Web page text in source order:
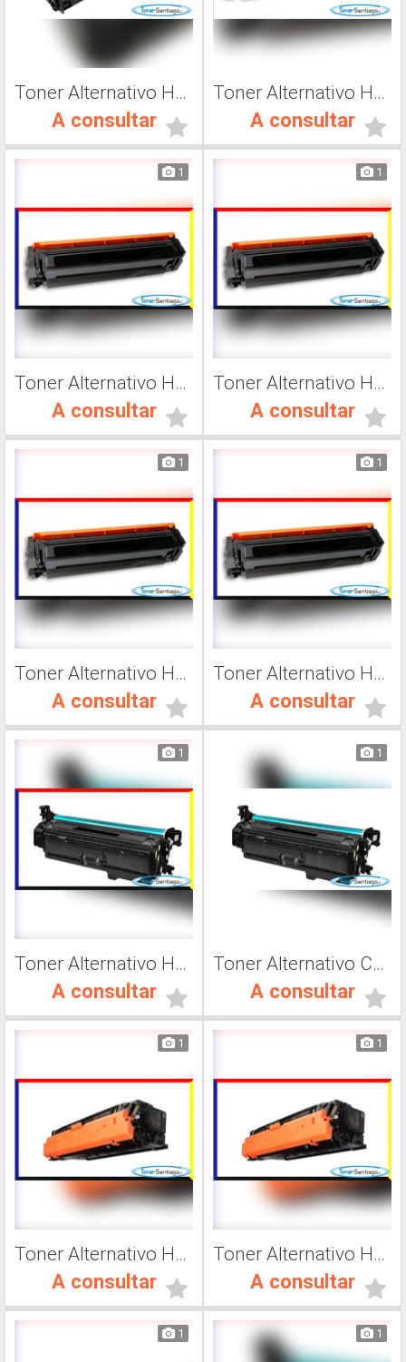
Toner Alternativo Hp 410, Impresora Láser
A consultar
Toner Alternativo Hp CF500A, Impresora Láser
A consultar
1
Toner Alternativo Hp CF501A, Impresora Láser
A consultar
1
Toner Alternativo Hp CF502A, Impresora Láser
A consultar
1
Toner Alternativo Hp CF503A, Impresora Láser
A consultar
1
Toner Alternativo Hp 202A, Impresora Láser
A consultar
1
Toner Alternativo Hp CF 401A, Impresora Láser
A consultar
1
Toner Alternativo CF400A, Impresora Láser
A consultar
1
Toner Alternativo Hp CF363A, Impresora Láser
A consultar
1
Toner Alternativo Hp CF362A, Impresora Láser
A consultar
1 1